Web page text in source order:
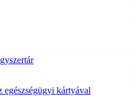
egészségügyi kártyával